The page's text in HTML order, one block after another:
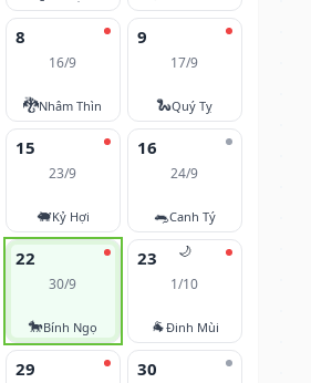
8
16/9
🐉Nhâm Thìn
9
17/9
🐍Quý Tỵ
15
23/9
🐖Kỷ Hợi
16
24/9
🐀Canh Tý
22
30/9
🐎Bính Ngọ
🌙
23
1/10
🐐Đinh Mùi
29 30